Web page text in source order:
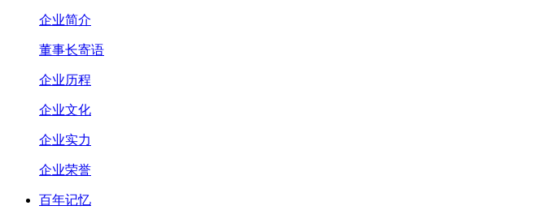
企业简介
董事长寄语
企业历程
企业文化
企业实力
企业荣誉
百年记忆